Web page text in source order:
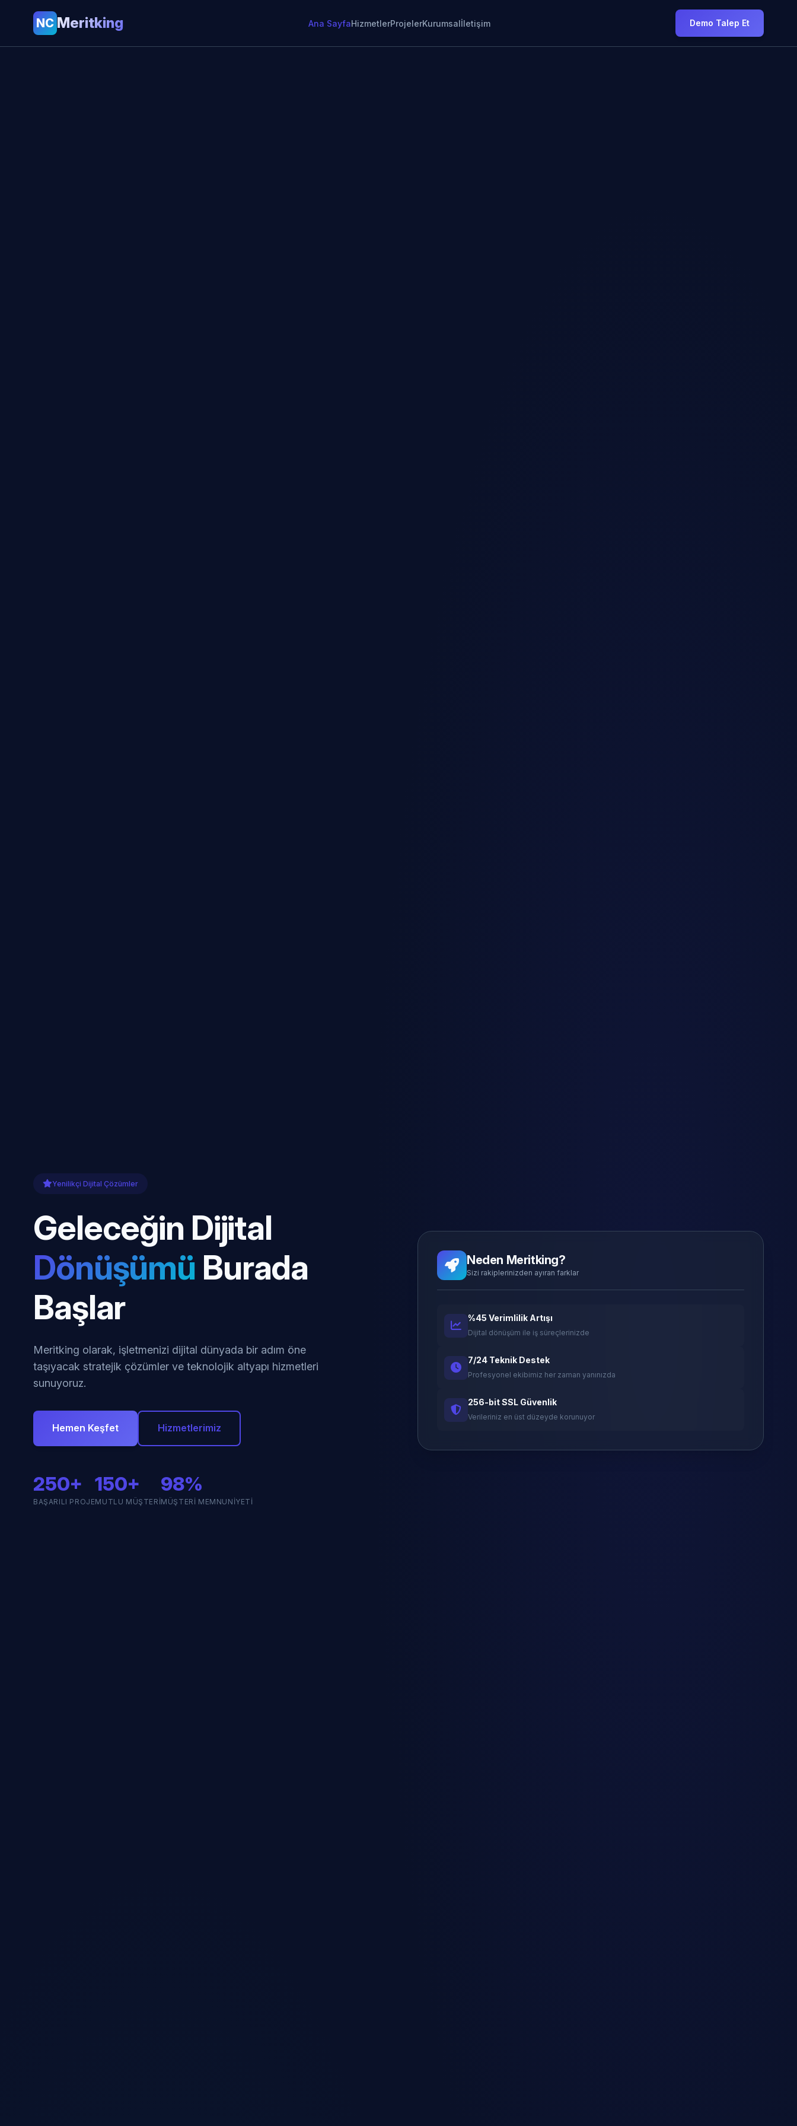
NC Meritking Ana SayfaHizmetlerProjelerKurumsalİletişim Demo Talep Et
Yenilikçi Dijital Çözümler
Geleceğin Dijital
Dönüşümü Burada
Başlar
Meritking olarak, işletmenizi dijital dünyada bir adım öne
taşıyacak stratejik çözümler ve teknolojik altyapı hizmetleri
sunuyoruz.
Hemen Keşfet Hizmetlerimiz
250+
BAŞARILI PROJE
150+
MUTLU MÜŞTERI
98%
MÜŞTERI MEMNUNIYETI
Neden Meritking?
Sizi rakiplerinizden ayıran farklar
%45 Verimlilik Artışı
Dijital dönüşüm ile iş süreçlerinizde
7/24 Teknik Destek
Profesyonel ekibimiz her zaman yanınızda
256-bit SSL Güvenlik
Verileriniz en üst düzeyde korunuyor